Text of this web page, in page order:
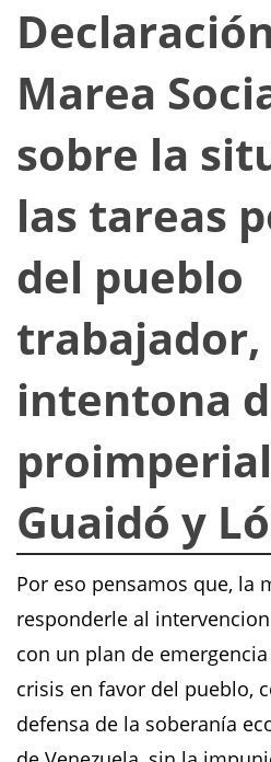
Marea
sobre la
las tareas
del pueblo
intentona
Guaidó y
Por eso pensamos que, la
responderle al
con un plan de
crisis en favor del pueblo,
defensa de la soberanía